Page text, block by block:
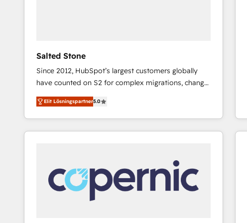
Salted Stone
Since 2012, HubSpot’s largest customers globally
have counted on S2 for complex migrations, change
management, systems integration, and creative
solutions that deliver measurable impact and
transform brand experiences As one of the few full-
service creative agencies in the HubSpot
regionalized HubSpot websites, integrated
marketing campaigns, & RevOps frameworks that
fuel long-term success We connect the entire
customer lifecycle through seamless integrations,
Elit Lösningspartner5.0